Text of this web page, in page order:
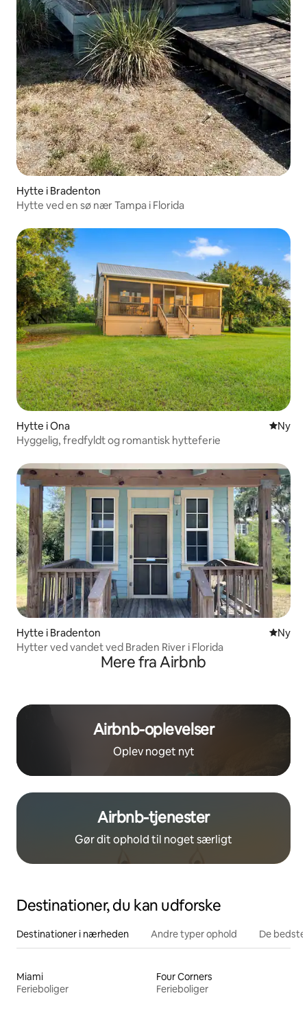
Hytte i Bradenton
Hytte ved en sø nær Tampa i Florida
Hytte i Ona Nyt
Ny
Hyggelig, fredfyldt og romantisk hytteferie
Hytte i Bradenton Nyt
Ny
Hytter ved vandet ved Braden River i Florida
Mere fra Airbnb
Airbnb-oplevelser
Oplev noget nyt
Airbnb-tjenester
Gør dit ophold til noget særligt
Destinationer, du kan udforske
Destinationer i nærheden Andre typer ophold De
Miami
Ferieboliger
Four Corners
Ferieboliger